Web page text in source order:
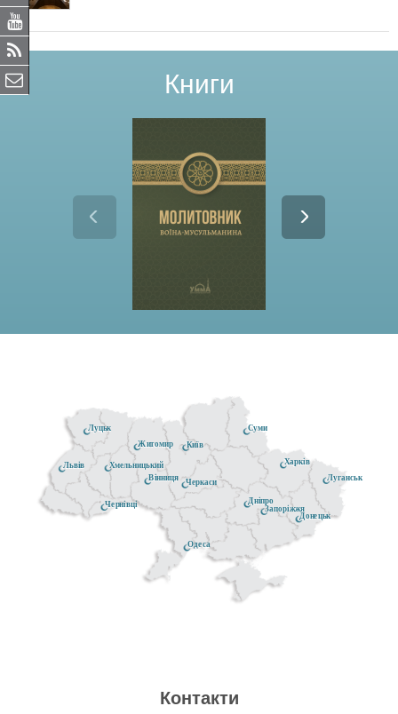
Книги
Донецьк
Житомир
Черкаси
Чернівці
Київ
Луганськ
Хмельницький
Луцьк
Дніпро
Одеса
Суми
Вінниця
Запоріжжя
Львів Харків
Контакти